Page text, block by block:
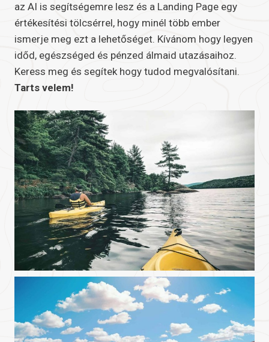
az AI is segítségemre lesz és a Landing Page egy
értékesítési tölcsérrel, hogy minél több ember
ismerje meg ezt a lehetőséget. Kívánom hogy legyen
időd, egészséged és pénzed álmaid utazásaihoz.
Keress meg és segítek hogy tudod megvalósítani.
Tarts velem!